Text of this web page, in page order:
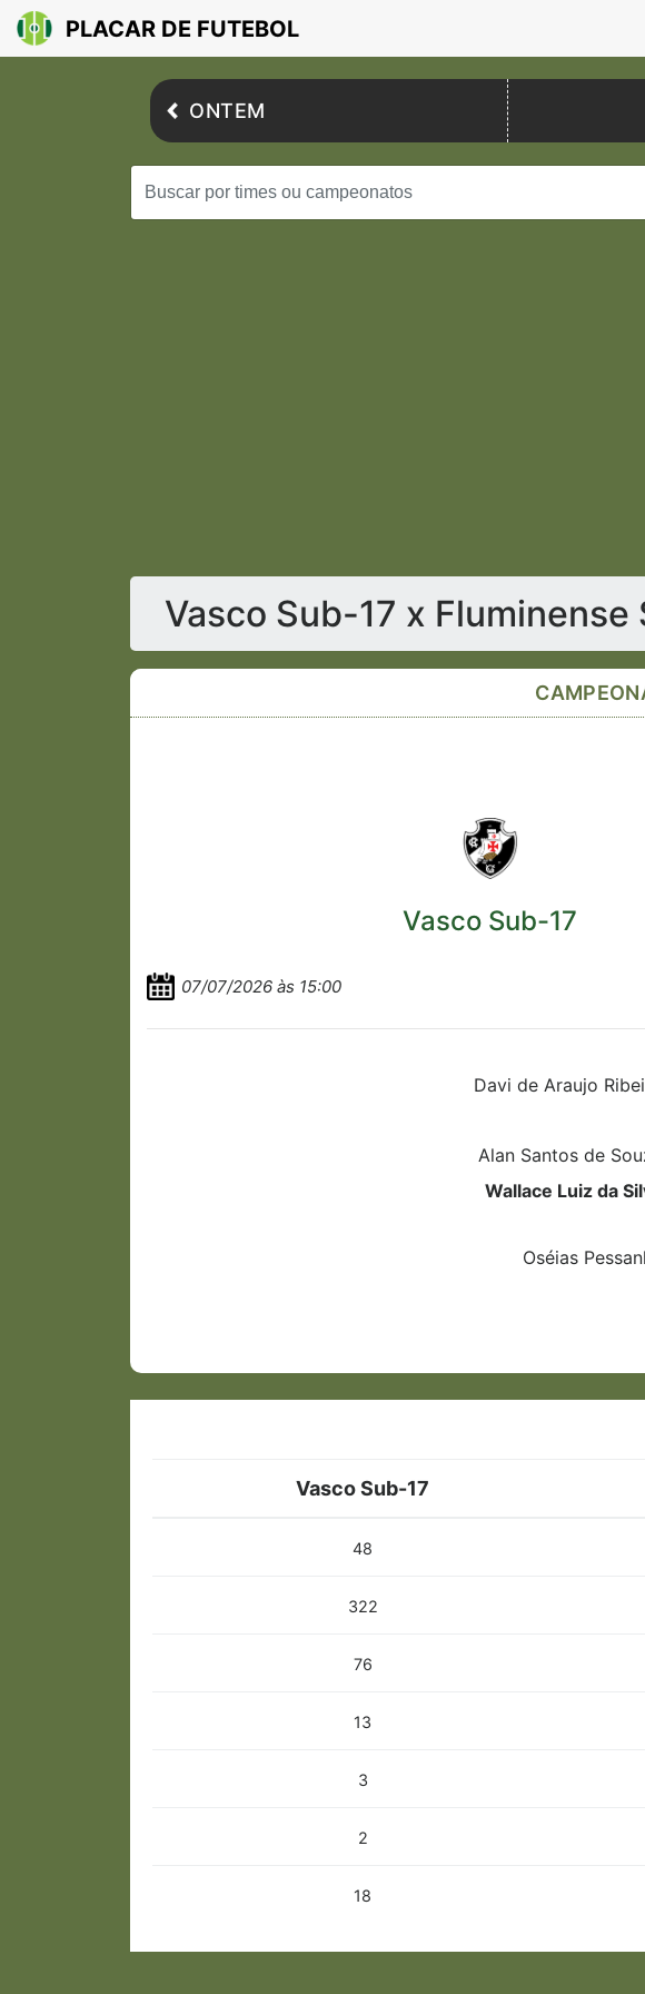
PLACAR DE FUTEBOL
ONTEM
Vasco Sub-17 x Fluminense
Vasco Sub-17
07/07/2026 às 15:00
Davi de Araujo
Alan Santos de
Wallace Luiz da
Oséias
Vasco Sub-17
48
322
76
13
3
2
18